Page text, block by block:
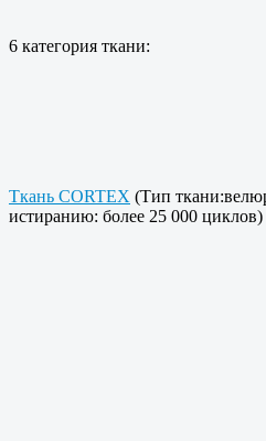
6 категория ткани:
Ткань CORTEX (Тип
истиранию: более 25 000 циклов)